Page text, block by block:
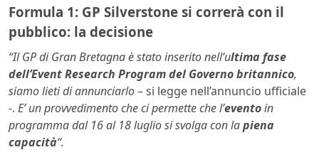
Formula 1: GP Silverstone si correrà con il
pubblico: la decisione
“Il GP di Gran Bretagna è stato inserito nell’ultima fase
dell’Event Research Program del Governo britannico,
siamo lieti di annunciarlo– si legge nell’annuncio ufficiale
-. E’ un provvedimento che ci permette che l’eventoin
programma dal 16 al 18 luglio si svolga con lapiena
capacità“.